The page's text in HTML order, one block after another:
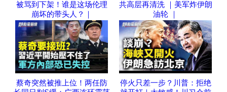
被骂到下架！谁是这场伦理
崩坏的带头人？｜
共高层再清洗 ｜美军炸伊朗
油轮 ｜
蔡奇突然被推上位！两任防
停火只差一步？川普：拒绝